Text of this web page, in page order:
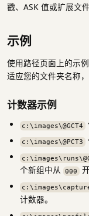
戳、ASK 值或扩展文件
示例
使用路径页面上的示
适应您的文件夹名称，
计数器示例
c:\images\@GCT4
c:\images\@PCT3
个新组中从
000
计数器。